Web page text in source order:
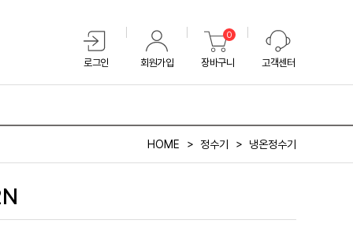
로그인 회원가입
0
장바구니 고객센터
HOME 정수기 냉온정수기